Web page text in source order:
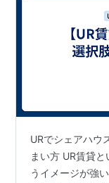
URでシェアハウ
まい方 UR賃貸
うイメージが強